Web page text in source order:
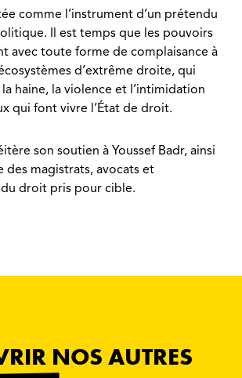
comme l’instrument d’un prétendu
Il est temps que les pouvoirs
avec toute forme de complaisance à
d’extrême droite, qui
haine, la violence et l’intimidation
qui font vivre l’État de droit.
son soutien à Youssef Badr, ainsi
des magistrats, avocats et
droit pris pour cible.
NOS AUTRES